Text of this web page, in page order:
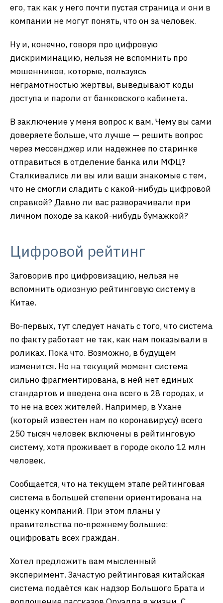
его, так как у него почти пустая страница и они в
компании не могут понять, что он за человек.
Ну и, конечно, говоря про цифровую
дискриминацию, нельзя не вспомнить про
мошенников, которые, пользуясь
неграмотностью жертвы, выведывают коды
доступа и пароли от банковского кабинета.
В заключение у меня вопрос к вам. Чему вы сами
доверяете больше, что лучше — решить вопрос
через мессенджер или надежнее по старинке
отправиться в отделение банка или МФЦ?
Сталкивались ли вы или ваши знакомые с тем,
что не смогли сладить с какой-нибудь цифровой
справкой? Давно ли вас разворачивали при
личном походе за какой-нибудь бумажкой?
Цифровой рейтинг
Заговорив про цифровизацию, нельзя не
вспомнить одиозную рейтинговую систему в
Китае.
Во-первых, тут следует начать с того, что система
по факту работает не так, как нам показывали в
роликах. Пока что. Возможно, в будущем
изменится. Но на текущий момент система
сильно фрагментирована, в ней нет единых
стандартов и введена она всего в 28 городах, и
то не на всех жителей. Например, в Ухане
(который известен нам по коронавирусу) всего
250 тысяч человек включены в рейтинговую
систему, хотя проживает в городе около 12 млн
человек.
Сообщается, что на текущем этапе рейтинговая
система в большей степени ориентирована на
оценку компаний. При этом планы у
правительства по-прежнему большие:
оцифровать всех граждан.
Хотел предложить вам мысленный
эксперимент. Зачастую рейтинговая китайская
система подаётся как надзор Большого Брата и